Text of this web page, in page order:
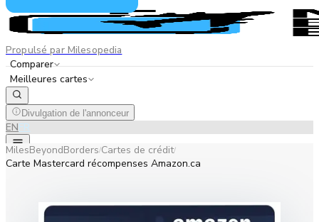
Propulsé par Milesopedia
Comparer
Meilleures cartes
Divulgation de l'annonceur
ENFR
MilesBeyondBorders/Cartes de crédit/
Carte Mastercard récompenses Amazon.ca